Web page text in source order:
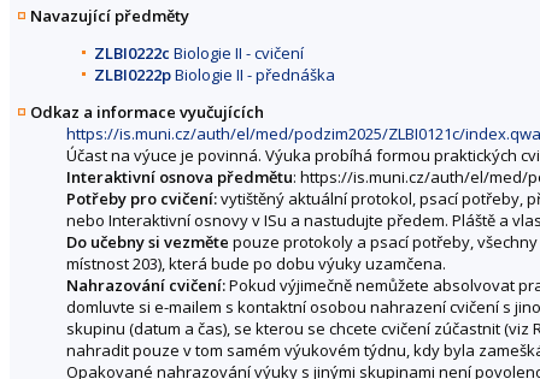
Navazující předměty
ZLBI0222c Biologie II - cvičení
ZLBI0222pBiologie II - přednáška
Odkaz a informace vyučujících
https://is.muni.cz/auth/el/med/podzim2025/ZLBI0121c/
Účast na výuce je povinná. Výuka probíhá formou praktických
Interaktivní osnova předmětu: https://is.muni.cz/auth/el/med/
Potřeby pro cvičení:vytištěný aktuální protokol, psací potřeby,
nebo Interaktivní osnovy v ISu a nastudujte předem. Pláště a
Do učebny si vezměte pouze protokoly a psací potřeby,
místnost 203), která bude po dobu výuky uzamčena.
Nahrazování cvičení:Pokud výjimečně nemůžete absolvovat
domluvte si e-mailem s kontaktní osobou nahrazení cvičení s
skupinu (datum a čas), se kterou se chcete cvičení zúčastnit
nahradit pouze v tom samém výukovém týdnu, kdy byla
Opakované nahrazování výuky s jinými skupinami není